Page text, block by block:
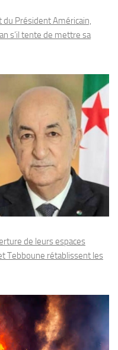
du Président Américain,
s’il tente de mettre sa
de leurs espaces
Tebboune rétablissent les